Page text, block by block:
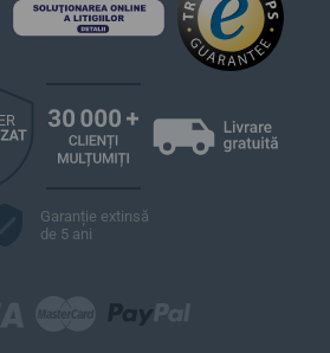
Garanție extinsă
de 5 ani